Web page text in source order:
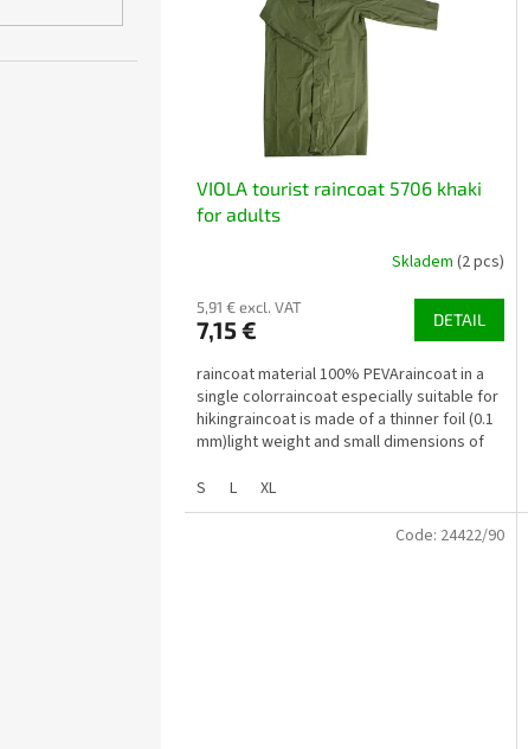
VIOLA tourist raincoat 5706 khaki
for adults
Skladem (2 pcs)
5,91 € excl. VAT
7,15 € DETAIL
raincoat material 100% PEVAraincoat in a
single colorraincoat especially suitable for
hikingraincoat is made of a thinner foil (0.1
mm)light weight and small dimensions of
S
L XL
Code: 24422/90